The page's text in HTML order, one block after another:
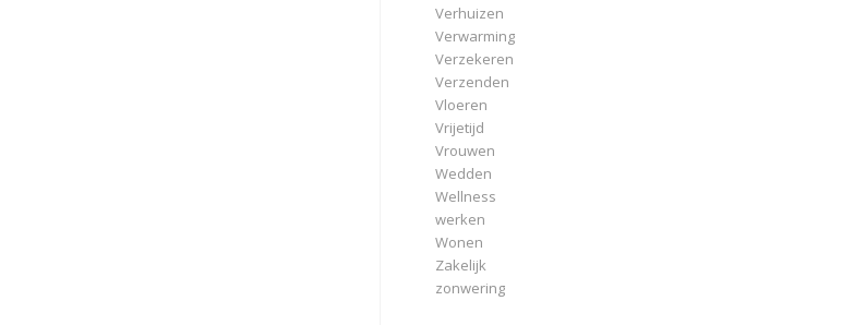
Verhuizen
Verwarming
Verzekeren
Verzenden
Vloeren
Vrijetijd
Vrouwen
Wedden
Wellness
werken
Wonen
Zakelijk
zonwering